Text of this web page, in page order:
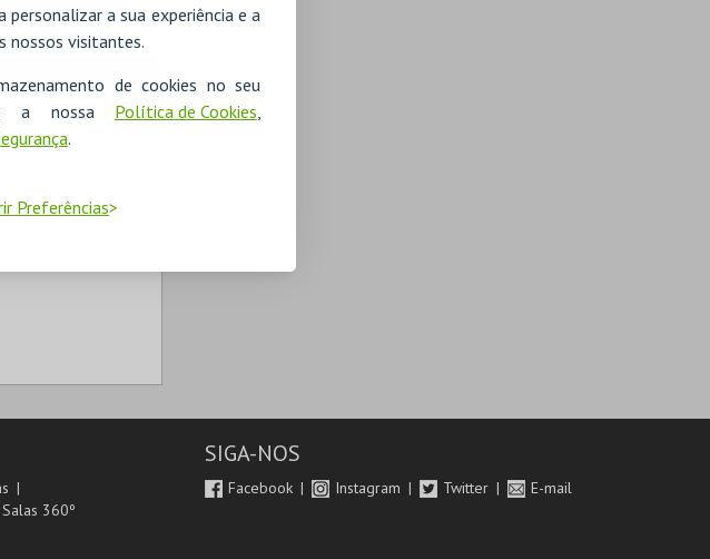
a sua experiência e a
nossos visitantes.
de cookies no seu
a nossa Política de Cookies,
.
Preferências
360º
SIGA-NOS
Facebook Instagram Twitter E-mail